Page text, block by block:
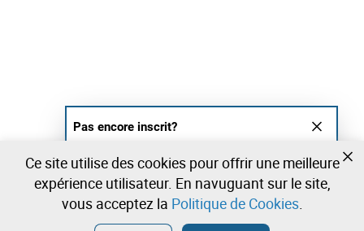
Pas encore inscrit?
Créer un compte et commencez à enchérir
maintenant
Ce site utilise des cookies pour offrir une meilleure
expérience utilisateur. En navuguant sur le site,
vous acceptez la Politique de Cookies.